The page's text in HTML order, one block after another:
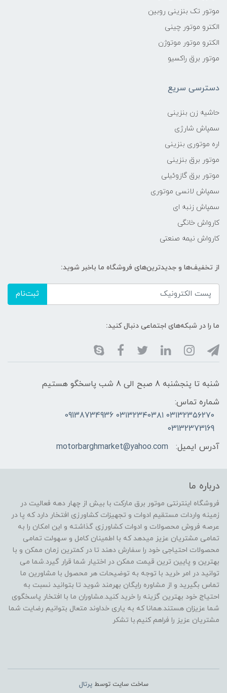
موتور تک بنزینی روبین
الکترو موتور چینی
الکترو موتور موتوژن
موتور برق راکسیو
دسترسی سریع
حاشیه زن بنزینی
سمپاش شارژی
اره موتوری بنزینی
موتور برق بنزینی
موتور برق گازوئیلی
سمپاش لانسی موتوری
سمپاش زنبه ای
کارواش خانگی
کارواش نیمه صنعتی
از تخفیف‌ها و جدیدترین‌های فروشگاه ما باخبر شوید:
ثبت‌نام
ما را در شبکه‌های اجتماعی دنبال کنید:
شنبه تا پنجشنبه 8 صبح الی 8 شب پاسخگو هستیم
شماره تماس:
۰۳۱۳۲۳۵۶۲۷۰ ۰۳۱۳۲۳۴۰۳۸۱ 09138734936
03132373169
آدرس ایمیل:
motorbarghmarket@yahoo.com
درباره ما
فروشگاه اینترنتی موتور برق مارکت با بیش از چهار دهه فعالیت در
زمینه واردات مستقیم ادوات و تجهیزات کشاورزی افتخار دارد که پا در
عرصه فروش محصولات و ادوات کشاورزی گذاشته و این امکان را به
تمامی مشتریان عزیز میدهد که با اطمینان کامل و سهولت تمامی
محصولات احتیاجی خود را سفارش دهند تا در کمترین زمان ممکن و با
بهترین و پایین ترین قیمت ممکن در اختیار شما قرار گیرد.شما می
توانید در امر خرید با توجه به توضیحات هر محصول با مشاورین ما
تماس بگیرید و از مشاوره رایگان بهرمند شوید تا بتوانید نسبت به
احتیاج خود بهترین گزینه را خرید کنید.مشاوران ما با افتخار پاسخگوی
شما عزیزان هستند.همانا که به یاری خداوند متعال بتوانیم رضایت شما
مشتریان عزیز را فراهم کنیم.با تشکر
ساخت سایت توسطپرتال